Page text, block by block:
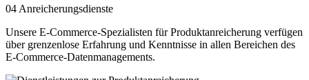
04 Anreicherungsdienste
Unsere E-Commerce-Spezialisten für Produktanreicherung verfügen
über grenzenlose Erfahrung und Kenntnisse in allen Bereichen des
E-Commerce-Datenmanagements.